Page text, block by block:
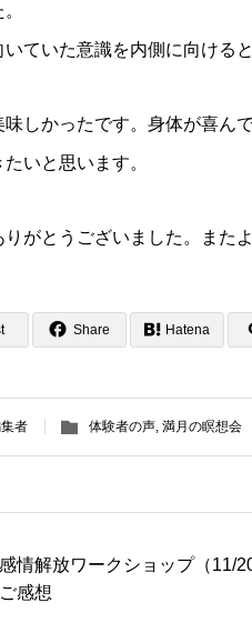
いていた意識を内側に向ける
味しかったです。身体が喜ん
いと思います。
がとうございました。また
Share Hatena
者 体験者の声, 満月の瞑想会
感情解放ワークショップ（11/20
ご感想